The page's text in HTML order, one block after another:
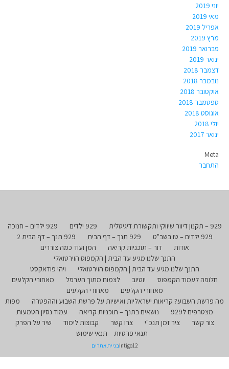
יוני 2019
מאי 2019
אפריל 2019
מרץ 2019
פברואר 2019
ינואר 2019
דצמבר 2018
נובמבר 2018
אוקטובר 2018
ספטמבר 2018
אוגוסט 2018
יולי 2018
ינואר 2017
Meta
התחבר
929 – תקנון דיוור שיווקי ותקשורת דיגיטלית 929 ילדים
929 ילדים – חנוכה
929 ילדים – טו בשב"ט
929 תנך – דף הבית
929 תנך – דף הבית 2
אודות
דור – תוכניות קריאה
המן ועוד כמה צוררים
התנך שלנו מגיע עד הבית | הקמפוס הוירטואלי
התנך שלנו מגיע עד הבית | הקמפוס הוירטואלי
ויהי פודאקסט
חלופה לעמוד הקמפוס
יוטיוב לצמוח מתוך הערפל
מאחורי הקלעים
מאחורי הקלעים
מאחורי הקלעים
מה פרשת השבוע? קריאות ישראליות ואישיות על פרשת השבוע וההפטרה
מפות
מצטרפים ל929
נושאים בתנך – תוכניות קריאה
עמוד נסיון הטמעות
צור קשר
ציר זמן תנכ"י צרו קשר קבוצות לימוד
שיר על הפרק
תנאי פרטיות
תנאי שימוש
Intigo12בניית אתרים